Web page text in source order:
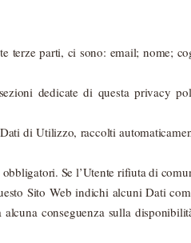
terze parti, ci sono: email; nome;
dedicate di questa privacy
di Utilizzo, raccolti
Se l’Utente rifiuta di
Sito Web indichi alcuni Dati
conseguenza sulla